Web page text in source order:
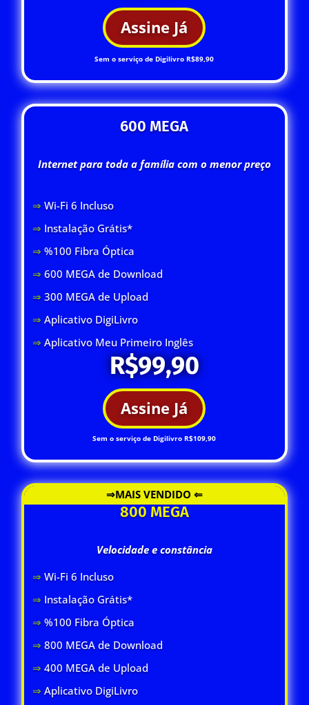
Assine Já
Sem o serviço de Digilivro R$89,90
600 MEGA
Internet para toda a família com o menor preço
⇒ Wi-Fi 6 Incluso
⇒ Instalação Grátis*
⇒ %100 Fibra Óptica
⇒ 600 MEGA de Download
⇒300 MEGA de Upload
⇒Aplicativo DigiLivro
⇒Aplicativo Meu Primeiro Inglês
R$99,90
Assine Já
Sem o serviço de Digilivro R$109,90
⇒MAIS VENDIDO ⇐
800 MEGA
Velocidade e constância
⇒ Wi-Fi 6 Incluso
⇒ Instalação Grátis*
⇒ %100 Fibra Óptica
⇒ 800 MEGA de Download
⇒400 MEGA de Upload
⇒Aplicativo DigiLivro